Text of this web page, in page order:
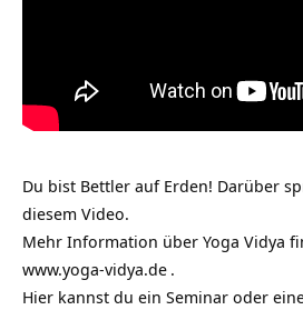
Du bist Bettler auf Erden! Darüber
diesem Video.
Mehr Information über Yoga Vidya
www.yoga-vidya.de .
Hier kannst du ein Seminar oder